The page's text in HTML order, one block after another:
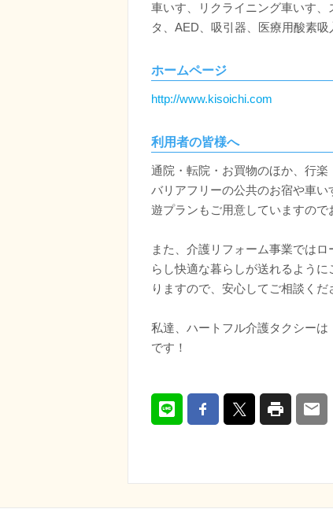
車いす、リクライニング車いす
タ、AED、吸引器、医療用酸素
ホームページ
http://www.kisoichi.com
利用者の皆様へ
通院・転院・お買物のほか、行楽
バリアフリーの公共のお宿や車
遊プランもご用意していますので
また、介護リフォーム事業では
らし快適な暮らしが送れるよう
りますので、安心してご相談くだ
私達、ハートフル介護タクシー
です！